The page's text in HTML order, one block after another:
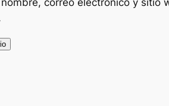
correo electrónico y sitio